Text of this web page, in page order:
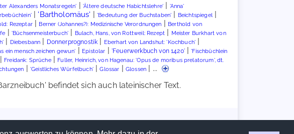
Alexanders Monatsregeln' |'Ältere deutsche Habichtslehre' | 'Anna'
| 'Bartholomäus' |'Bedeutung der Buchstaben' | Beichtspiegel|
Rezeptar| Berner (Johannes?): Medizinische Verordnungen | Berthold von
| 'Büchsenmeisterbuch' | Bulach, Hans, von Rottweil: Rezept | Meister Burkhart von
| Diebesbann | Donnerprognostik | Eberhart von Landshut: 'Kochbuch' |
ein mensch zeichen gewun' | Epistolar | 'Feuerwerkbuch von 1420'|'Fischbüchlein
| Freidank: Sprüche| Fuller, Heinrich, von Hagenau: 'Opus de moribus prelatorum', dt.
|'Geistliches Würfelbuch'|Glossar | Glossen | ...
befindet sich auch lateinischer Text.